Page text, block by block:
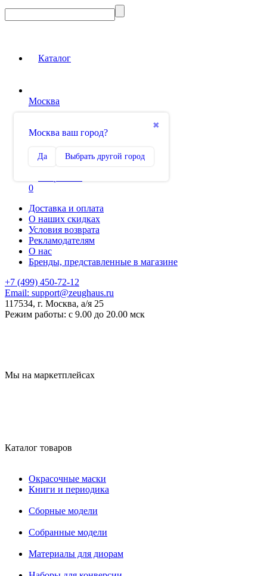
Каталог
Москва
✖
Москва ваш город?
Да Выбрать другой город
Сравнение
0
Доставка и оплата
О наших скидках
Условия возврата
Рекламодателям
О нас
Бренды, представленные в магазине
+7 (499) 450-72-12
Email: support@zeughaus.ru
117534, г. Москва, а/я 25
Режим работы: с 9.00 до 20.00 мск
Мы на маркетплейсах
Каталог товаров
Окрасочные маски
Книги и периодика
Сборные модели
Собранные модели
Материалы для диорам